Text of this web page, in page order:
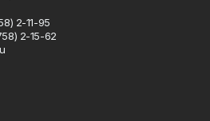
2-11-95
2-15-62